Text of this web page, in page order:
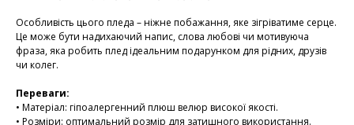
Особливість цього пледа – ніжне побажання, яке зігріватиме серце.
Це може бути надихаючий напис, слова любові чи мотивуюча
фраза, яка робить плед ідеальним подарунком для рідних, друзів
чи колег.
Переваги:
• Матеріал: гіпоалергенний плюш велюр високої якості.
• Розміри: оптимальний розмір для затишного використання.